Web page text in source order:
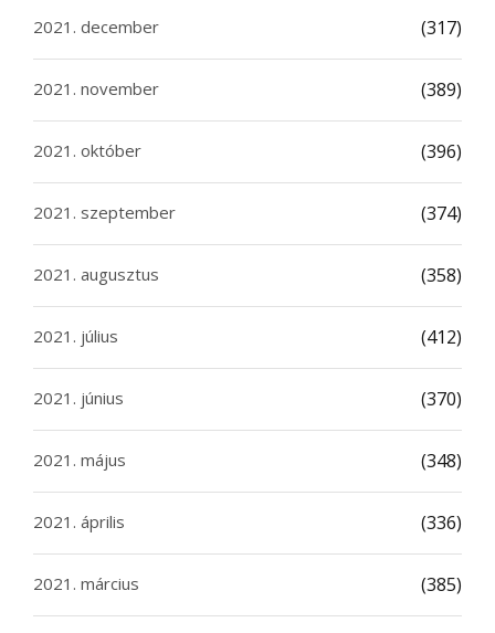
2021. december (317)
2021. november (389)
2021. október (396)
2021. szeptember (374)
2021. augusztus (358)
2021. július (412)
2021. június (370)
2021. május (348)
2021. április (336)
2021. március (385)